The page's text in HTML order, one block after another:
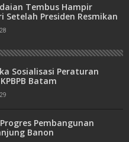
Tembus Hampir
Setelah Presiden Resmikan
Sosialisasi Peraturan
Batam
Pembangunan
Banon